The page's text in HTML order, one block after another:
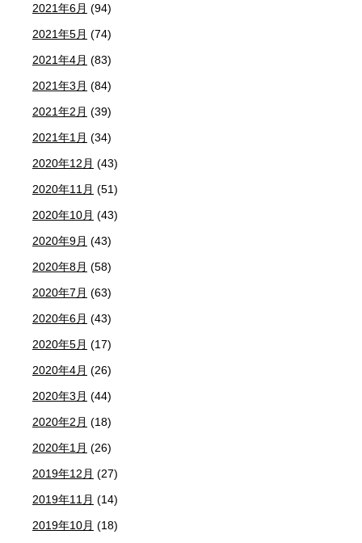
2021年6月 (94)
2021年5月 (74)
2021年4月 (83)
2021年3月 (84)
2021年2月 (39)
2021年1月 (34)
2020年12月 (43)
2020年11月 (51)
2020年10月 (43)
2020年9月 (43)
2020年8月 (58)
2020年7月 (63)
2020年6月 (43)
2020年5月 (17)
2020年4月 (26)
2020年3月 (44)
2020年2月 (18)
2020年1月 (26)
2019年12月 (27)
2019年11月 (14)
2019年10月 (18)